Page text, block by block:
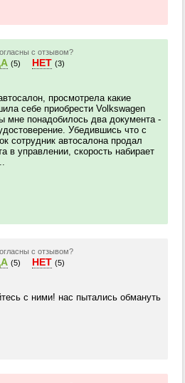
с отзывом?
(5) НЕТ (3)
просмотрела какие
себе приобрести Volkswagen
мне понадобилось два документа -
Убедившись что с
сотрудник автосалона продал
в управлении, скорость набирает
с отзывом?
(5) НЕТ (5)
с ними! нас пытались обмануть